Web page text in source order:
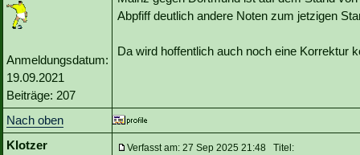
Anmeldungsdatum:
19.09.2021
Beiträge: 207
Abpfiff deutlich andere Noten zum jetzigen
Da wird hoffentlich auch noch eine Korrektur
Nach oben
Klotzer
Verfasst am: 27 Sep 2025 21:48 Titel: